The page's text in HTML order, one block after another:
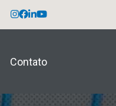
Contato